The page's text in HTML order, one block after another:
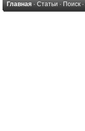
Главная · Статьи · Поиск ·